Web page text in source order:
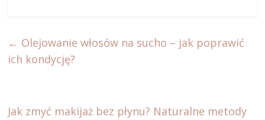
← Olejowanie włosów na sucho – jak poprawić
ich kondycję?
Jak zmyć makijaż bez płynu? Naturalne metody